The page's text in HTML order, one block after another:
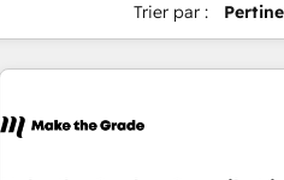
Trier par :